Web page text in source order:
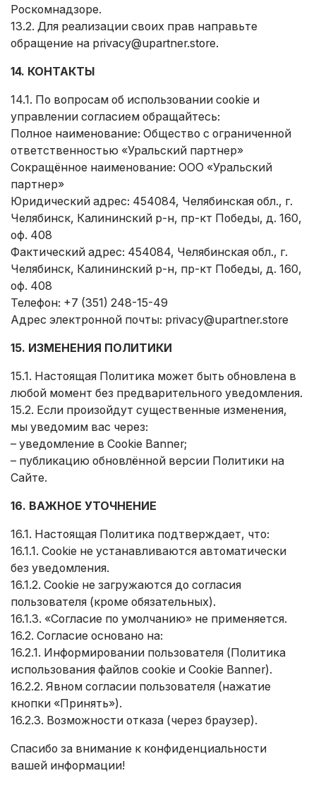
Роскомнадзоре.
13.2. Для реализации своих прав направьте
обращение на privacy@upartner.store.
14. КОНТАКТЫ
14.1. По вопросам об использовании cookie и
управлении согласием обращайтесь:
Полное наименование: Общество с ограниченной
ответственностью «Уральский партнер»
Сокращённое наименование: ООО «Уральский
партнер»
Юридический адрес: 454084, Челябинская обл., г.
Челябинск, Калининский р-н, пр-кт Победы, д. 160,
оф. 408
Фактический адрес: 454084, Челябинская обл., г.
Челябинск, Калининский р-н, пр-кт Победы, д. 160,
оф. 408
Телефон: +7 (351) 248-15-49
Адрес электронной почты: privacy@upartner.store
15. ИЗМЕНЕНИЯ ПОЛИТИКИ
15.1. Настоящая Политика может быть обновлена в
любой момент без предварительного уведомления.
15.2. Если произойдут существенные изменения,
мы уведомим вас через:
– уведомление в Cookie Banner;
– публикацию обновлённой версии Политики на
Сайте.
16. ВАЖНОЕ УТОЧНЕНИЕ
16.1. Настоящая Политика подтверждает, что:
16.1.1. Cookie не устанавливаются автоматически
без уведомления.
16.1.2. Cookie не загружаются до согласия
пользователя (кроме обязательных).
16.1.3. «Согласие по умолчанию» не применяется.
16.2. Согласие основано на:
16.2.1. Информировании пользователя (Политика
использования файлов cookie и Cookie Banner).
16.2.2. Явном согласии пользователя (нажатие
кнопки «Принять»).
16.2.3. Возможности отказа (через браузер).
Спасибо за внимание к конфиденциальности
вашей информации!